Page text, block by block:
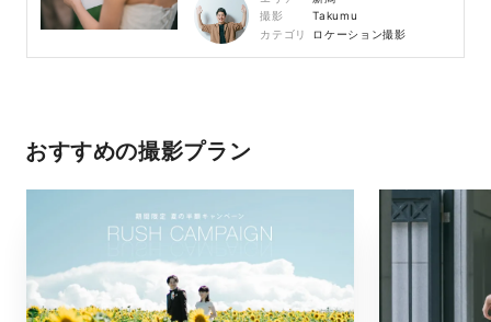
撮影
Takumu
カテゴリ
ロケーション撮影
おすすめの撮影プラン